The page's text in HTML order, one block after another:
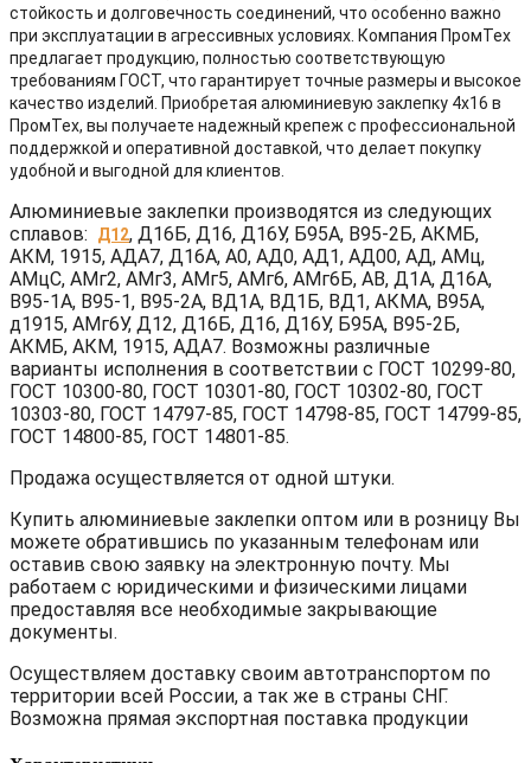
стойкость и долговечность соединений, что особенно важно
при эксплуатации в агрессивных условиях. Компания ПромТех
предлагает продукцию, полностью соответствующую
требованиям ГОСТ, что гарантирует точные размеры и высокое
качество изделий. Приобретая алюминиевую заклепку 4x16 в
ПромТех, вы получаете надежный крепеж с профессиональной
поддержкой и оперативной доставкой, что делает покупку
удобной и выгодной для клиентов.
Алюминиевые заклепки производятся из следующих
сплавов:
Д12, Д16Б, Д16, Д16У, Б95А, В95-2Б, АКМБ,
АКМ, 1915, АДА7, Д16А, А0, АД0, АД1, АД00, АД, АМц,
АМцС, АМг2, АМг3, АМг5, АМг6, АМг6Б, АВ, Д1А, Д16А,
В95-1А, В95-1, В95-2А, ВД1А, ВД1Б, ВД1, АКМА, В95А,
д1915, АМг6У, Д12, Д16Б, Д16, Д16У, Б95А, В95-2Б,
АКМБ, АКМ, 1915, АДА7. Возможны различные
варианты исполнения в соответствии с ГОСТ 10299-80,
ГОСТ 10300-80, ГОСТ 10301-80, ГОСТ 10302-80, ГОСТ
10303-80, ГОСТ 14797-85, ГОСТ 14798-85, ГОСТ 14799-85,
ГОСТ 14800-85, ГОСТ 14801-85.
Продажа осуществляется от одной штуки.
Купить алюминиевые заклепки оптом или в розницу Вы
можете обратившись по указанным телефонам или
оставив свою заявку на электронную почту. Мы
работаем с юридическими и физическими лицами
предоставляя все необходимые закрывающие
документы.
Осуществляем доставку своим автотранспортом по
территории всей России, а так же в страны СНГ.
Возможна прямая экспортная поставка продукции